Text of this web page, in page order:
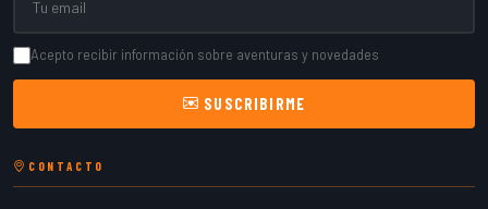
Acepto recibir información sobre aventuras y novedades
SUSCRIBIRME
CONTACTO